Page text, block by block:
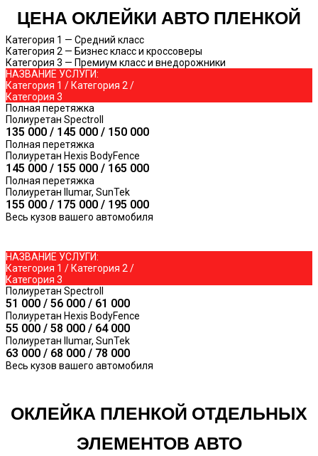
ЦЕНА ОКЛЕЙКИ АВТО ПЛЕНКОЙ
Категория 1 — Средний класс
Категория 2 — Бизнес класс и кроссоверы
Категория 3 — Премиум класс и внедорожники
НАЗВАНИЕ УСЛУГИ:
Категория 1 / Категория 2 /
Категория 3
Полная перетяжка
Полиуретан Spectroll
135 000 / 145 000 / 150 000
Полная перетяжка
Полиуретан Hexis BodyFence
145 000 / 155 000 / 165 000
Полная перетяжка
Полиуретан llumar, SunTek
155 000 / 175 000 / 195 000
Весь кузов вашего автомобиля
НАЗВАНИЕ УСЛУГИ:
Категория 1 / Категория 2 /
Категория 3
Полиуретан Spectroll
51 000 / 56 000 / 61 000
Полиуретан Hexis BodyFence
55 000 / 58 000 / 64 000
Полиуретан llumar, SunTek
63 000 / 68 000 / 78 000
Весь кузов вашего автомобиля
ОКЛЕЙКА ПЛЕНКОЙ ОТДЕЛЬНЫХ
ЭЛЕМЕНТОВ АВТО